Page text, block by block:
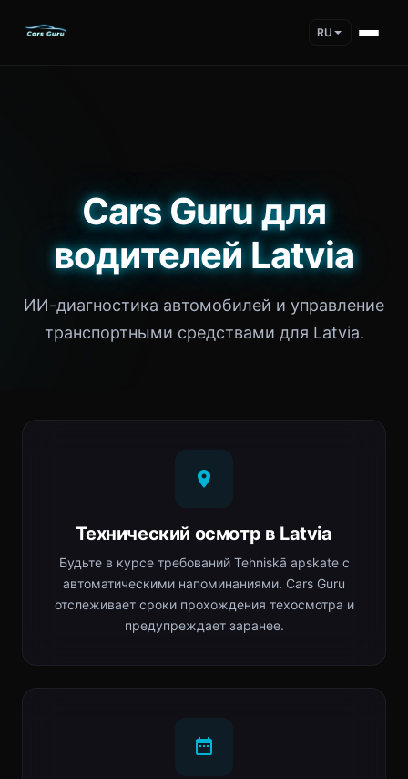
RU
Cars Guru для
водителей Latvia
ИИ-диагностика автомобилей и управление
транспортными средствами для Latvia.
Технический осмотр в Latvia
Будьте в курсе требований Tehniskā apskate с
автоматическими напоминаниями. Cars Guru
отслеживает сроки прохождения техосмотра и
предупреждает заранее.